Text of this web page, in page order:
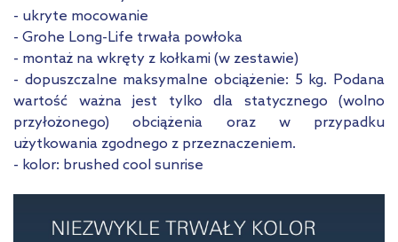
- ukryte mocowanie
- Grohe Long-Life trwała powłoka
- montaż na wkręty z kołkami (w zestawie)
- dopuszczalne maksymalne obciążenie: 5 kg. Podana
wartość ważna jest tylko dla statycznego (wolno
przyłożonego) obciążenia oraz w przypadku
użytkowania zgodnego z przeznaczeniem.
- kolor: brushed cool sunrise